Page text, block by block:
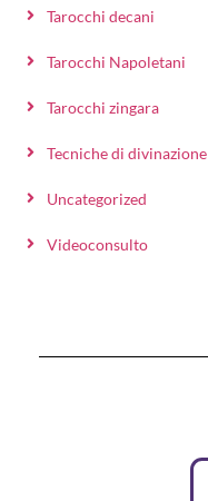
Tarocchi decani
Tarocchi Napoletani
Tarocchi zingara
Tecniche di divinazione
Uncategorized
Videoconsulto